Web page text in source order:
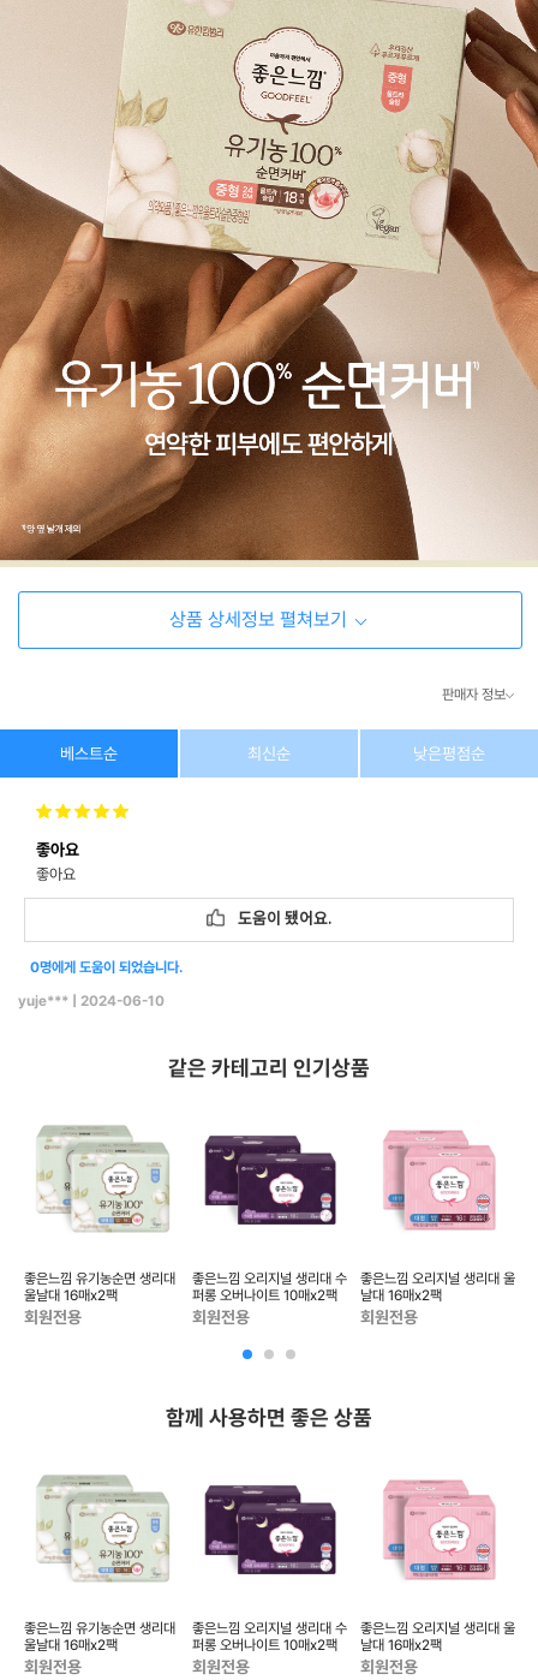
상품 상세정보 펼쳐보기
판매자 정보
상호/대표자 (주) 동이커머스
사업자 번호
통신판매업 번호
dongeecom@naver.com
소재지 경기도 고양시 덕양구 꽃마을로64, 1235호
베스트순 최신순 낮은평점순
좋아요
좋아요
도움이 됐어요.
0명에게 도움이 되었습니다.
yuje***
2024-06-10
같은 카테고리 인기상품
좋은느낌 유기농순면 생리대
울날대 16매x2팩
회원전용
좋은느낌 오리지널 생리대 수
퍼롱 오버나이트 10매x2팩
회원전용
좋은느낌 오리지널 생리대 울
날대 16매x2팩
회원전용
함께 사용하면 좋은 상품
좋은느낌 유기농순면 생리대
울날대 16매x2팩
회원전용
좋은느낌 오리지널 생리대 수
퍼롱 오버나이트 10매x2팩
회원전용
좋은느낌 오리지널 생리대 울
날대 16매x2팩
회원전용